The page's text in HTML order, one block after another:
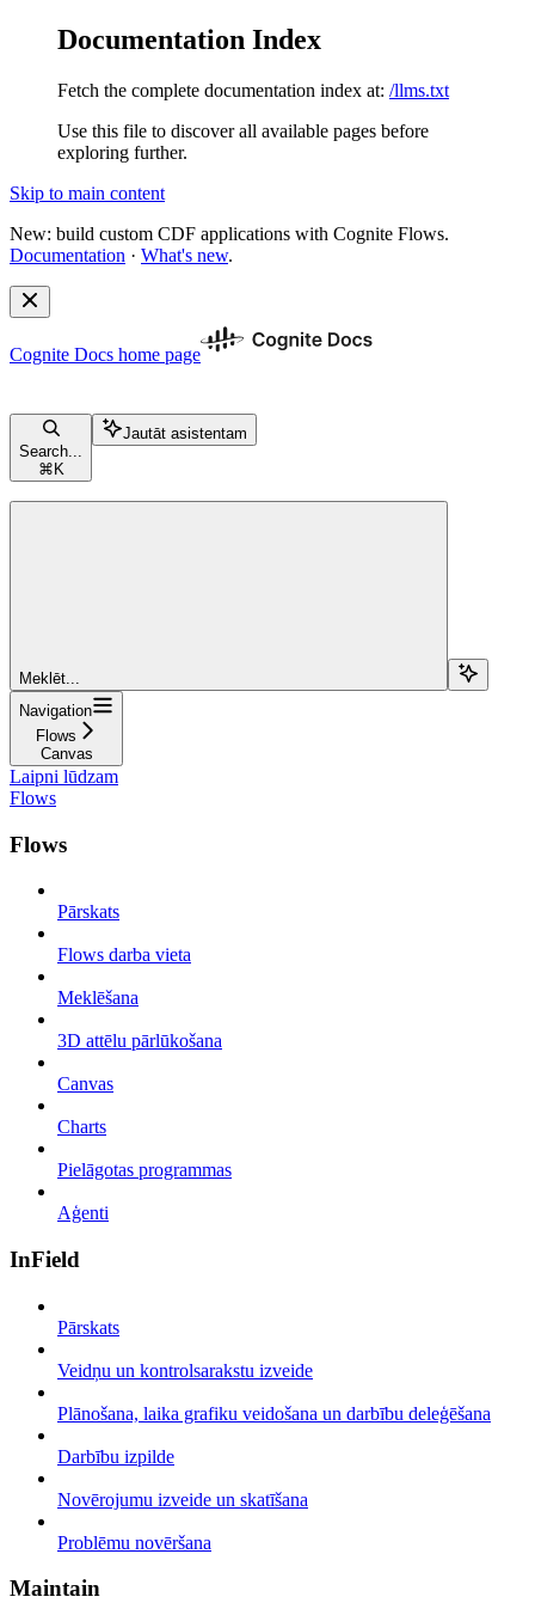
Documentation Index
Fetch the complete documentation index at: /llms.txt
Use this file to discover all available pages before
exploring further.
Skip to main content
New: build custom CDF applications with Cognite Flows.
Documentation · What's new.
Cognite Docs home page
Search...
⌘ K
Jautāt asistentam
Meklēt...
Navigation
Flows
Canvas
Laipni lūdzam
Flows
Flows
Pārskats
Flows darba vieta
Meklēšana
3D attēlu pārlūkošana
Canvas
Charts
Pielāgotas programmas
Aģenti
InField
Pārskats
Veidņu un kontrolsarakstu izveide
Plānošana, laika grafiku veidošana un darbību deleģēšana
Darbību izpilde
Novērojumu izveide un skatīšana
Problēmu novēršana
Maintain